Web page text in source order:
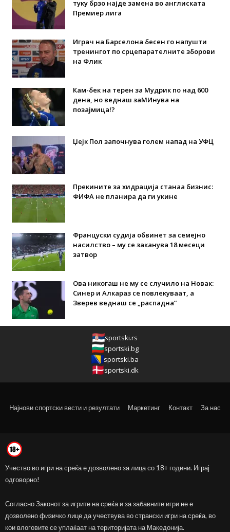
туку брзо најде замена во англиската
Премиер лига
Играч на Барселона бесен го напушти
тренингот по срцепарателните зборови
на Флик
Кам-бек на терен за Мудрик по над 600
дена, но веднаш заМИнува на
позајмица!?
Џејк Пол започнува голем напад на УФЦ
Прекините за хидрација станаа бизнис:
ФИФА не планира да ги укине
Француски судија обвинет за семејно
насилство – му се заканува 18 месеци
затвор
Ова никогаш не му се случило на Новак:
Синер и Алкараз се повлекуваат, а
Зверев веднаш се „распадна“
sportski.rs
sportski.bg
sportski.ba
sportski.dk
Најнови спортски вести и резултати Маркетинг Контакт За нас
Учество во игри на среќа е дозволено за лица со 18+ години. Играј
одговорно!
Согласно Законот за игрите на среќа и за забавните игри не е
дозволено физичко лице да учествува во странски игри на среќа, во
кои влоговите се уплаќаат на територијата на Македонија.